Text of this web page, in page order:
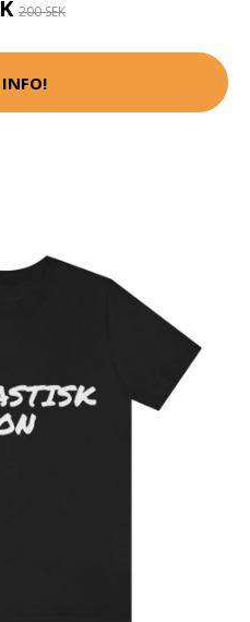
200 SEK
INFO!